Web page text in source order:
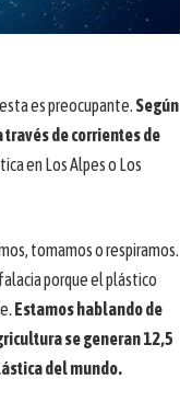
es preocupante. Según
de corrientes de
en Los Alpes o Los
tomamos o respiramos.
porque el plástico
Estamos hablando de
se generan 12,5
del mundo.